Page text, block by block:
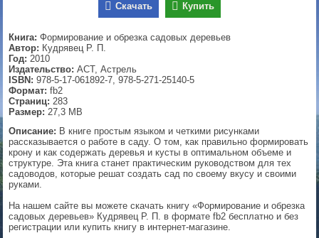
Скачать Купить
Книга: Формирование и обрезка садовых деревьев
Автор: Кудрявец Р. П.
Год: 2010
Издательство: АСТ, Астрель
ISBN: 978-5-17-061892-7, 978-5-271-25140-5
Формат: fb2
Страниц: 283
Размер: 27,3 MB
Описание: В книге простым языком и четкими рисунками
рассказывается о работе в саду. О том, как правильно формировать
крону и как содержать деревья и кусты в оптимальном объеме и
структуре. Эта книга станет практическим руководством для тех
садоводов, которые решат создать сад по своему вкусу и своими
руками.
На нашем сайте вы можете скачать книгу «Формирование и обрезка
садовых деревьев» Кудрявец Р. П. в формате fb2 бесплатно и без
регистрации или купить книгу в интернет-магазине.
▼
▼
▼